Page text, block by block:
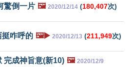
驚倒一片 🖼️ 2020/12/14 (180,407次)
挺咋呼的 🖼️▶️ 2020/12/13 (211,949次)
完成神旨意(新10) 🖼️ 2020/12/9